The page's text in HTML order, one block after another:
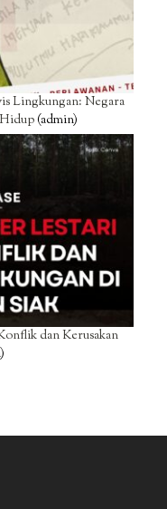
Lingkungan: Negara
(admin)
dan Kerusakan